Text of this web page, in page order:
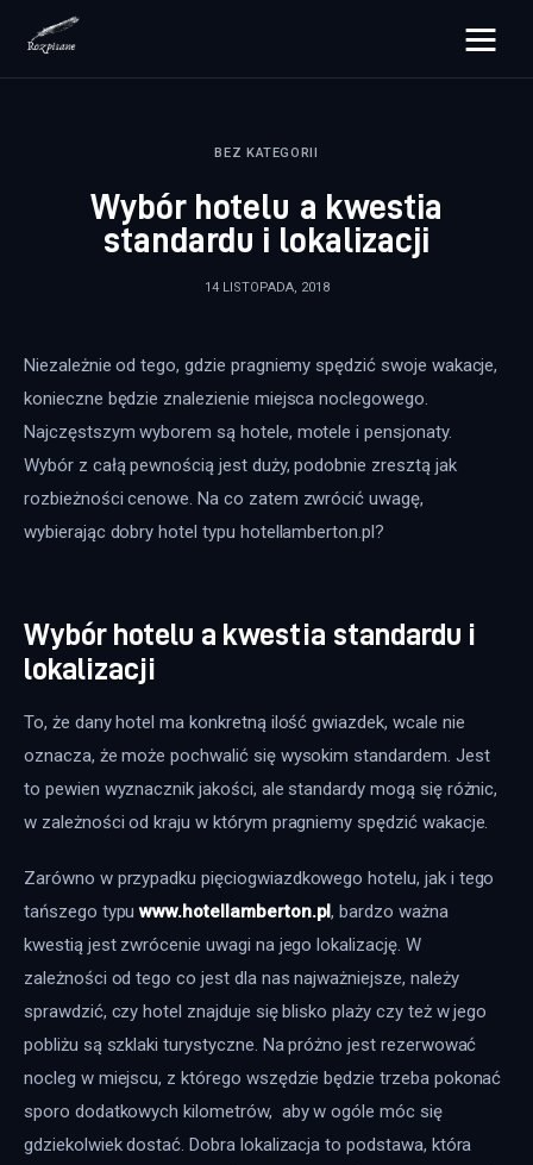
rozpisane.pl
Zdrowie
Więcej
BEZ KATEGORII
Wybór hotelu a kwestia
standardu i lokalizacji
14 LISTOPADA, 2018
Niezależnie od tego, gdzie pragniemy spędzić swoje wakacje,
konieczne będzie znalezienie miejsca noclegowego.
Najczęstszym wyborem są hotele, motele i pensjonaty.
Wybór z całą pewnością jest duży, podobnie zresztą jak
rozbieżności cenowe. Na co zatem zwrócić uwagę,
wybierając dobry hotel typu hotellamberton.pl?
Wybór hotelu a kwestia standardu i
lokalizacji
To, że dany hotel ma konkretną ilość gwiazdek, wcale nie
oznacza, że może pochwalić się wysokim standardem. Jest
to pewien wyznacznik jakości, ale standardy mogą się różnic,
w zależności od kraju w którym pragniemy spędzić wakacje.
Zarówno w przypadku pięciogwiazdkowego hotelu, jak i tego
tańszego typu www.hotellamberton.pl, bardzo ważna
kwestią jest zwrócenie uwagi na jego lokalizację. W
zależności od tego co jest dla nas najważniejsze, należy
sprawdzić, czy hotel znajduje się blisko plaży czy też w jego
pobliżu są szklaki turystyczne. Na próżno jest rezerwować
nocleg w miejscu, z którego wszędzie będzie trzeba pokonać
sporo dodatkowych kilometrów,  aby w ogóle móc się
gdziekolwiek dostać. Dobra lokalizacja to podstawa, która